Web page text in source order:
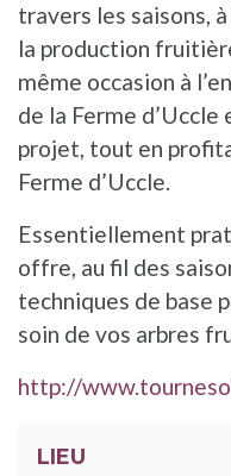
travers les saisons,
la production
même occasion à
de la Ferme
projet, tout en
Ferme d’Uccle.
Essentiellement
offre, au fil des
techniques de base
soin de vos arbres
http://
LIEU